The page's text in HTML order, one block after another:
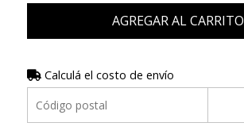
AGREGAR AL CARRITO
Calculá el costo de envío